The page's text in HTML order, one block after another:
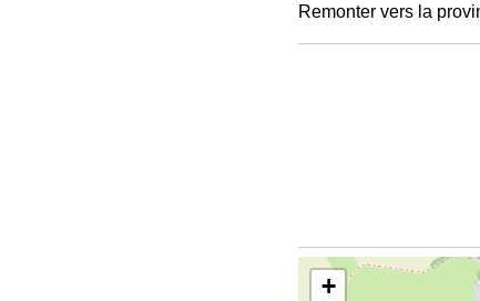
Remonter vers la
+